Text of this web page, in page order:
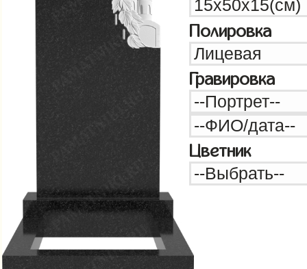
Полировка
Гравировка
Цветник